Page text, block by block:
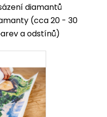
diamantů
(cca 20 - 30
a odstínů)